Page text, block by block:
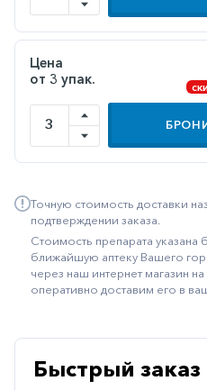
Иммунодепрессанты
Климактерические
Метаболизм
Минеральный
обмен
Наружные
средства
Неврологические
Остеопороз
Противоаллергические
Цена
от 3 упак.
Точную стоимость доставки
подтверждении заказа.
Стоимость препарата указана
ближайшую аптеку Вашего
через наш интернет магазин
оперативно доставим его в
Быстрый заказ